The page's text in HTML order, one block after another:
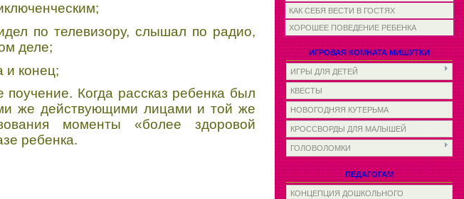
по телевизору, слышал по радио,
деле;
и конец;
Когда рассказ ребенка был
же действующими лицами и той же
моменты «более здоровой
ребенка.
КАК СЕБЯ ВЕСТИ В ГОСТЯХ
ХОРОШЕЕ ПОВЕДЕНИЕ РЕБЕНКА
ИГРОВАЯ КОМНАТА МИШУТКИ
ИГРЫ ДЛЯ ДЕТЕЙ
КВЕСТЫ
НОВОГОДНЯЯ КУТЕРЬМА
КРОССВОРДЫ ДЛЯ МАЛЫШЕЙ
ГОЛОВОЛОМКИ
ПЕДАГОГАМ
КОНЦЕПЦИЯ ДОШКОЛЬНОГО